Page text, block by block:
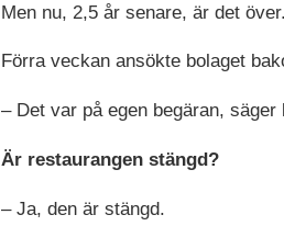
Men nu, 2,5 år senare, är det över.
Förra veckan ansökte bolaget
– Det var på egen begäran,
Är restaurangen stängd?
– Ja, den är stängd.